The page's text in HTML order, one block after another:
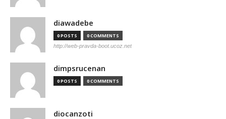
diawadebe
0 POSTS 0 COMMENTS
http://web-pravda-boot.ucoz.net
dimpsrucenan
0 POSTS 0 COMMENTS
diocanzoti